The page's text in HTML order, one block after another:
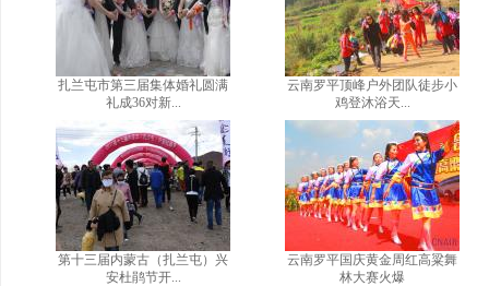
扎兰屯市第三届集体婚礼圆满
礼成36对新...
第十三届内蒙古（扎兰屯）兴
安杜鹃节开...
云南罗平顶峰户外团队徒步小
鸡登沐浴天...
云南罗平国庆黄金周红高粱舞
林大赛火爆